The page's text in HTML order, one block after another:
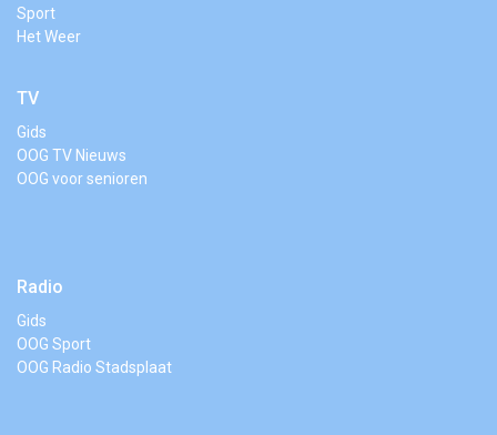
Sport
Het Weer
TV
Gids
OOG TV Nieuws
OOG voor senioren
Radio
Gids
OOG Sport
OOG Radio Stadsplaat